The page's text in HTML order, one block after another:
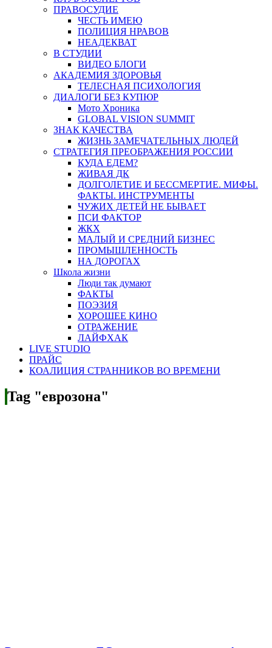
ПРАВОСУДИЕ
ЧЕСТЬ ИМЕЮ
ПОЛИЦИЯ НРАВОВ
НЕАДЕКВАТ
В СТУДИИ
ВИДЕО БЛОГИ
АКАДЕМИЯ ЗДОРОВЬЯ
ТЕЛЕСНАЯ ПСИХОЛОГИЯ
ДИАЛОГИ БЕЗ КУПЮР
Мото Хроника
GLOBAL VISION SUMMIT
ЗНАК КАЧЕСТВА
ЖИЗНЬ ЗАМЕЧАТЕЛЬНЫХ ЛЮДЕЙ
СТРАТЕГИЯ ПРЕОБРАЖЕНИЯ РОССИИ
КУДА ЕДЕМ?
ЖИВАЯ ДК
ДОЛГОЛЕТИЕ И БЕССМЕРТИЕ. МИФЫ.
ФАКТЫ. ИНСТРУМЕНТЫ
ЧУЖИХ ДЕТЕЙ НЕ БЫВАЕТ
ПСИ ФАКТОР
ЖКХ
МАЛЫЙ И СРЕДНИЙ БИЗНЕС
ПРОМЫШЛЕННОСТЬ
НА ДОРОГАХ
Школа жизни
Люди так думают
ФАКТЫ
ПОЭЗИЯ
ХОРОШЕЕ КИНО
ОТРАЖЕНИЕ
ЛАЙФХАК
LIVE STUDIO
ПРАЙС
КОАЛИЦИЯ СТРАННИКОВ ВО ВРЕМЕНИ
Tag "еврозона"